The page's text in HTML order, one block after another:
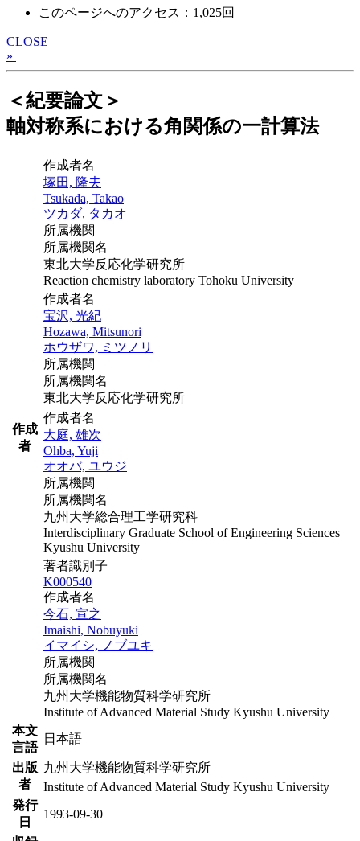
このページへのアクセス：1,025回
CLOSE
»
＜紀要論文＞
軸対称系における角関係の一計算法
作成
者
作成者名
塚田, 隆夫
Tsukada, Takao
ツカダ, タカオ
所属機関
所属機関名
東北大学反応化学研究所
Reaction chemistry laboratory Tohoku University
作成者名
宝沢, 光紀
Hozawa, Mitsunori
ホウザワ, ミツノリ
所属機関
所属機関名
東北大学反応化学研究所
作成者名
大庭, 雄次
Ohba, Yuji
オオバ, ユウジ
所属機関
所属機関名
九州大学総合理工学研究科
Interdisciplinary Graduate School of Engineering Sciences
Kyushu University
著者識別子
K000540
作成者名
今石, 宣之
Imaishi, Nobuyuki
イマイシ, ノブユキ
所属機関
所属機関名
九州大学機能物質科学研究所
Institute of Advanced Material Study Kyushu University
本文
言語
日本語
出版
者
九州大学機能物質科学研究所
Institute of Advanced Material Study Kyushu University
発行
日
1993-09-30